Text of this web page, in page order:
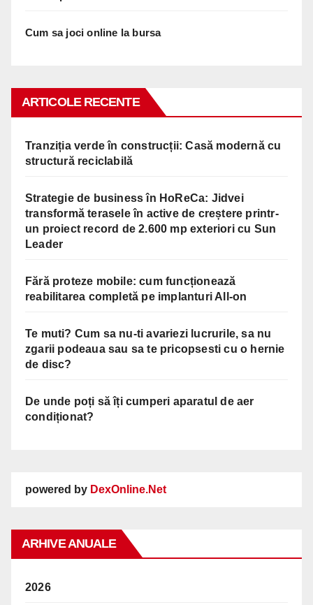
Cum sa joci online la bursa
ARTICOLE RECENTE
Tranziția verde în construcții: Casă modernă cu
structură reciclabilă
Strategie de business în HoReCa: Jidvei
transformă terasele în active de creștere printr-
un proiect record de 2.600 mp exteriori cu Sun
Leader
Fără proteze mobile: cum funcționează
reabilitarea completă pe implanturi All-on
Te muti? Cum sa nu-ti avariezi lucrurile, sa nu
zgarii podeaua sau sa te pricopsesti cu o hernie
de disc?
De unde poți să îți cumperi aparatul de aer
condiționat?
powered by DexOnline.Net
ARHIVE ANUALE
2026